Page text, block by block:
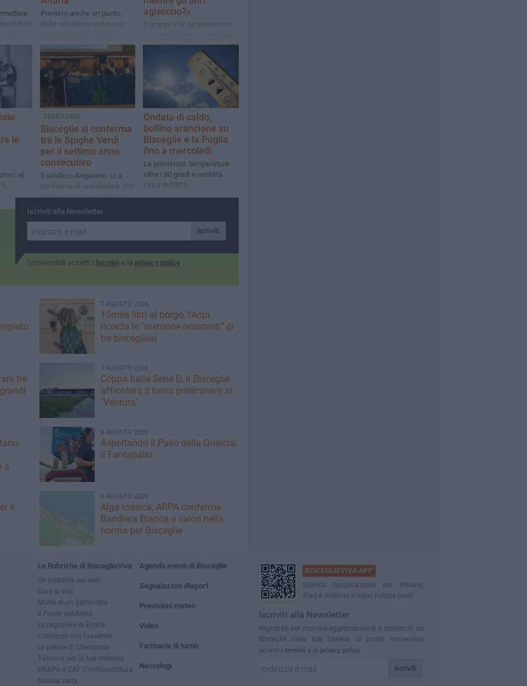
sia
Previsto anche un punto
della situazione sui nuovi
agiscono?»
Il gruppo Per ha presentato
sul tema
le
al
TERRITORIO
Bisceglie si conferma
tra le Spighe Verdi
per il settimo anno
consecutivo
Il sindaco Angarano: «La
conferma di una visione che
punta a coniugare sviluppo,
sostenibilità, agricoltura di
Ondata di caldo,
bollino arancione su
Bisceglie e la Puglia
fino a mercoledì
Le previsioni: temperature
oltre i 30 gradi e umidità
circa dell'80%
Iscriviti alla Newsletter
Iscriviti
Iscrivendoti accetti i termini e la privacy policy
7 AGOSTO 2026
10mila libri al borgo, l'Anpi
ricorda le "memorie resistenti" di
tre biscegliesi
tre
7 AGOSTO 2026
Coppa Italia Serie D, il Bisceglie
affronterà il turno preliminare al
"Ventura"
a
6 AGOSTO 2026
Aspettando il Palio della Quercia:
il Fantapalio
il
6 AGOSTO 2026
Alga tossica, ARPA conferma
Bandiera Bianca e valori nella
norma per Bisceglie
Le Rubriche di BisceglieViva
Un pediatra sul web
Dare la vita
Morte di un gettonista
Il Ponte dell'Almà
Le ragnatele di Ersilia
Colloquio con l'assente
Le parole di Sherazade
T-innova per la tua impresa
ENAPA e CAF Confagricoltura
Natura varia
Agenda eventi di Bisceglie
Segnalazioni iReport
Previsioni meteo
Video
Farmacie di turno
Necrologi
BISCEGLIEVIVA APP
Scarica l'applicazione per iPhone,
iPad e Android e ricevi notizie push
Iscriviti alla Newsletter
Registrati per ricevere aggiornamenti e contenuti da
Bisceglie nella tua casella di posta
Iscrivendoti
accetti i termini e la privacy policy
Iscriviti